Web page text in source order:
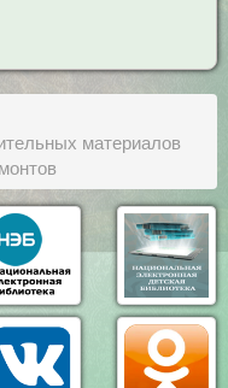
материалов